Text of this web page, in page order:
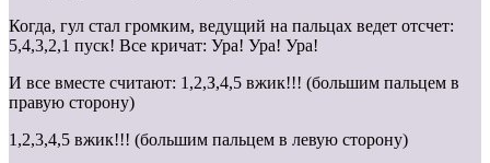
Когда, гул стал громким, ведущий на пальцах ведет отсчет:
5,4,3,2,1 пуск! Все кричат: Ура! Ура! Ура!
И все вместе считают: 1,2,З,4,5 вжик!!! (большим пальцем в
правую сторону)
1,2,3,4,5 вжик!!! (большим пальцем в левую сторону)